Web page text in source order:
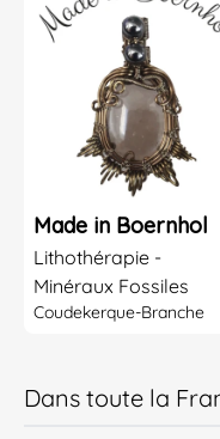
Made in Boernhol
Lithothérapie -
Minéraux Fossiles
Coudekerque-Branche
Dans toute la